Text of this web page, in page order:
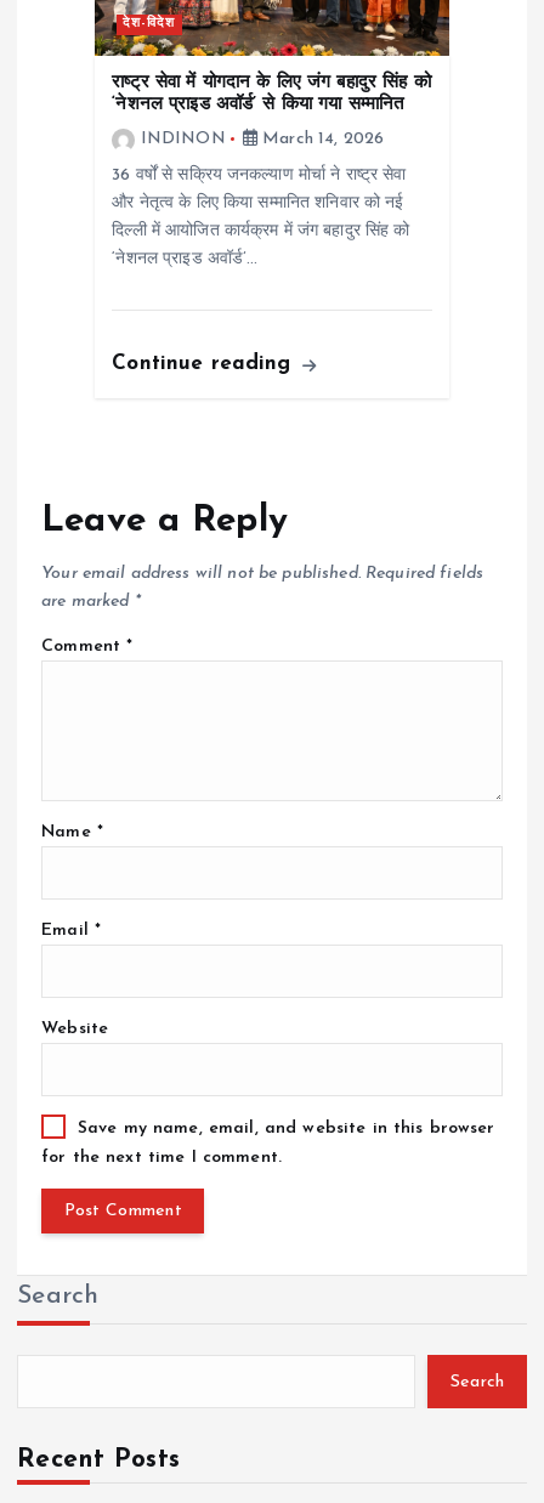
देश-विदेश
राष्ट्र सेवा में योगदान के लिए जंग बहादुर सिंह को
‘नेशनल प्राइड अवॉर्ड’ से किया गया सम्मानित
INDINON
March 14, 2026
36 वर्षों से सक्रिय जनकल्याण मोर्चा ने राष्ट्र सेवा
और नेतृत्व के लिए किया सम्मानित शनिवार को नई
दिल्ली में आयोजित कार्यक्रम में जंग बहादुर सिंह को
‘नेशनल प्राइड अवॉर्ड’…
Continue reading
Leave a Reply
Your email address will not be published. Required fields
are marked *
Comment*
Name *
Email *
Website
Save my name, email, and website in this browser
for the next time I comment.
Search
Search
Recent Posts